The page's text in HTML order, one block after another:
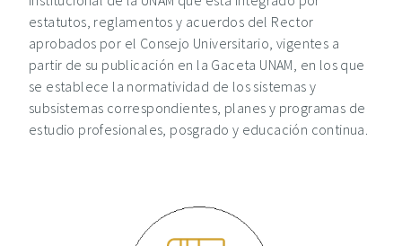
estatutos, reglamentos y acuerdos del Rector
aprobados por el Consejo Universitario, vigentes a
partir de su publicación en la Gaceta UNAM, en los que
se establece la normatividad de los sistemas y
subsistemas correspondientes, planes y programas de
estudio profesionales, posgrado y educación continua.